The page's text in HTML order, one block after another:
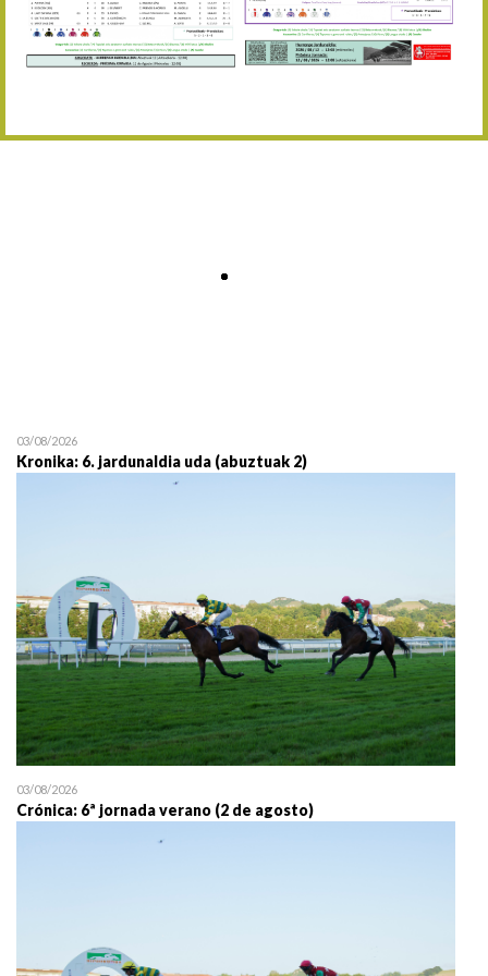
Abuztaren 12a / 12 de
15/08 17:05 Abuztuaren 15a / 15 de
30/08 17:30 Abuztuaren 30a / 30 de
19/07 11:30
03/08/2026
Kronika: 6. jardunaldia uda (abuztuak 2)
03/08/2026
Crónica: 6ª jornada verano (2 de agosto)